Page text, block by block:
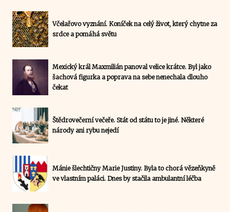
Včelařovo vyznání. Koníček na celý život, který chytne za
srdce a pomáhá světu
Mexický král Maxmilián panoval velice krátce. Byl jako
šachová figurka a poprava na sebe nenechala dlouho
čekat
Štědrovečerní večeře. Stát od státu to je jiné. Některé
národy ani rybu nejedí
Mánie šlechtičny Marie Justiny. Byla to chorá vězeňkyně
ve vlastním paláci. Dnes by stačila ambulantní léčba